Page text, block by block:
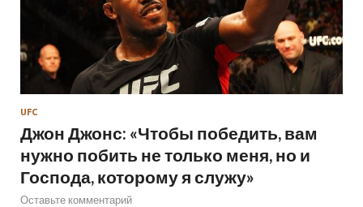
UFC
Джон Джонс: «Чтобы победить, вам
нужно побить не только меня, но и
Господа, которому я служу»
Оставьте комментарий